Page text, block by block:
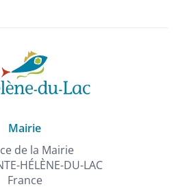
Mairie
de la Mairie
HÉLÈNE-DU-LAC
France